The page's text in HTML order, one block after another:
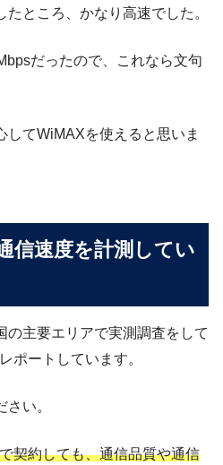
ところ、かなり高速でした。
だったので、これなら文句
してWiMAXを使えると思いま
信速度を計測してい
の主要エリアで実測調査をして
ポートしています。
い。
契約しても、通信品質や通信